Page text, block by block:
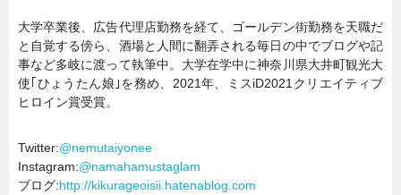
大学卒業後、広告代理店勤務を経て、ゴールデン街勤務を天職だ
と自覚する傍ら、酒場と人間に翻弄される毎日の中でブログや記
事など多岐に渡って執筆中。大学在学中に神奈川県大井町観光大
使｢ひょうたん娘｣を務め、2021年、ミスiD2021クリエイティブ
ヒロイン賞受賞。
Twitter:@nemutaiyonee
Instagram:@namahamustaglam
ブログ:http://kikurageoisii.hatenablog.com